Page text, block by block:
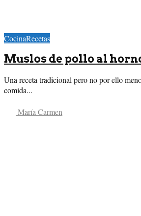
CocinaRecetas
Muslos de pollo al
Una receta tradicional pero no por ello
comida...
María Carmen